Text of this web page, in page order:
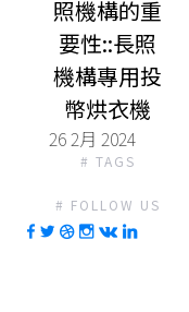
照機構的重
要性::長照
機構專用投
幣烘衣機
26 2月 2024
# TAGS
# FOLLOW US